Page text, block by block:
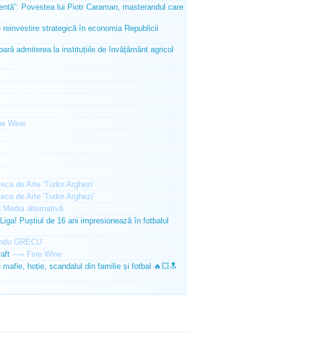
Povestea lui Piotr Caraman, masterandul care
strategică în economia Republicii
admiterea la instituțiile de învățământ agricol
Wine
de Arte 'Tudor Arghezi'
de Arte 'Tudor Arghezi'
Media alternativă
Puștiul de 16 ani impresionează în fotbalul
GRECU
—» Fine Wine
hoție, scandalul din familie și fotbal 🔥💥🔝